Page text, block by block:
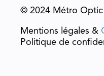
© 2024 Métro Optic
Mentions légales &
Politique de